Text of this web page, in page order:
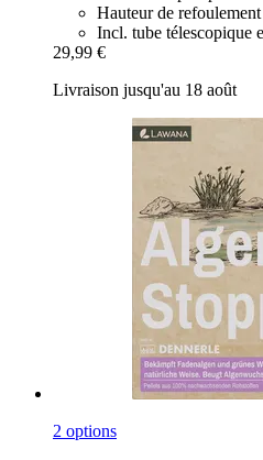
Hauteur de
Incl. tube télescopique
29,99 €
Livraison jusqu'au 18 août
2 options